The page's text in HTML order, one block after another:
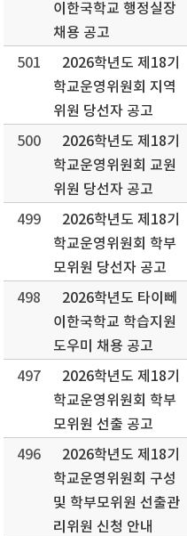
이한국학교 행정실장
채용 공고
501
2026학년도 제18기
학교운영위원회 지역
위원 당선자 공고
500
2026학년도 제18기
학교운영위원회 교원
위원 당선자 공고
499
2026학년도 제18기
학교운영위원회 학부
모위원 당선자 공고
498
2026학년도 타이뻬
이한국학교 학습지원
도우미 채용 공고
497
2026학년도 제18기
학교운영위원회 학부
모위원 선출 공고
496
2026학년도 제18기
학교운영위원회 구성
및 학부모위원 선출관
리위원 신청 안내